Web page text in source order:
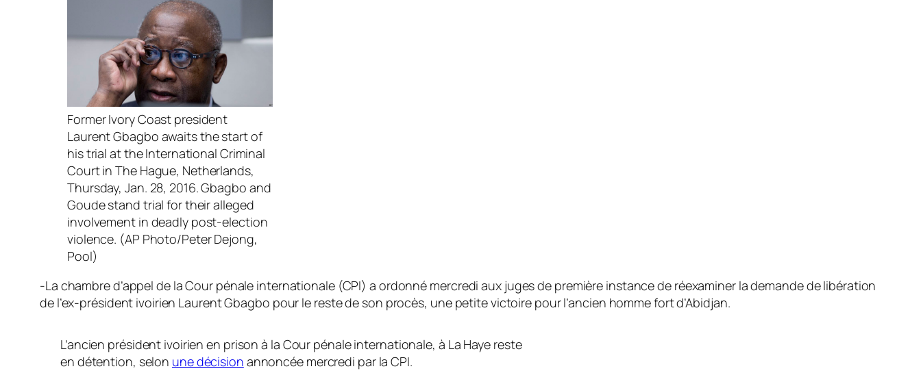
Former Ivory Coast president
Laurent Gbagbo awaits the start of
his trial at the International Criminal
Court in The Hague, Netherlands,
Thursday, Jan. 28, 2016. Gbagbo and
Goude stand trial for their alleged
involvement in deadly post-election
violence. (AP Photo/Peter Dejong,
Pool)
-La chambre d’appel de la Cour pénale internationale (CPI) a ordonné mercredi aux juges de première instance de réexaminer la demande de libération
de l’ex-président ivoirien Laurent Gbagbo pour le reste de son procès, une petite victoire pour l’ancien homme fort d’Abidjan.
L’ancien président ivoirien en prison à la Cour pénale internationale, à La Haye reste
en détention, selon une décision annoncée mercredi par la CPI.